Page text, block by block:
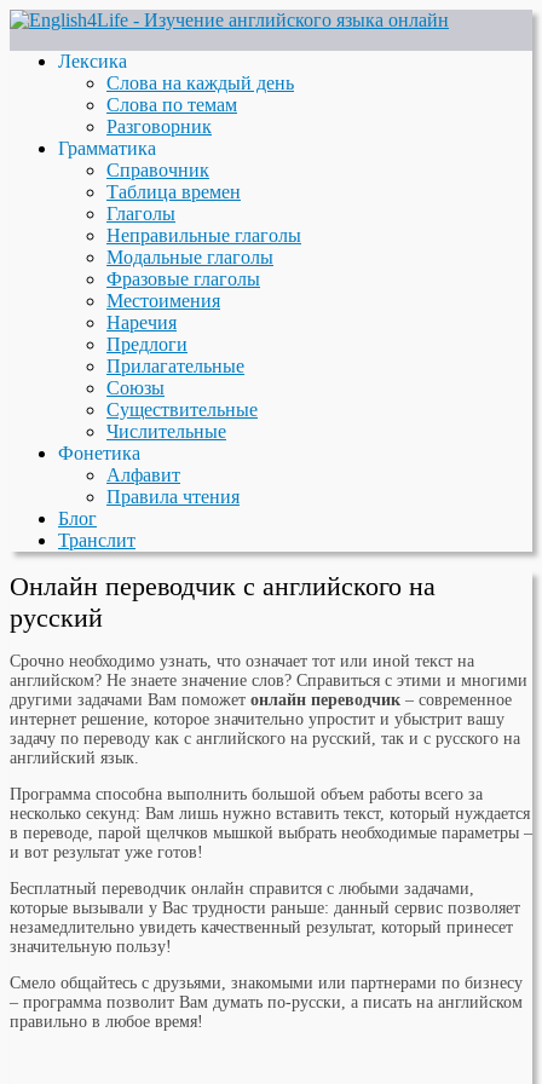
Лексика
Слова на каждый день
Слова по темам
Разговорник
Грамматика
Справочник
Таблица времен
Глаголы
Неправильные глаголы
Модальные глаголы
Фразовые глаголы
Местоимения
Наречия
Предлоги
Прилагательные
Союзы
Существительные
Числительные
Фонетика
Алфавит
Правила чтения
Блог
Транслит
Онлайн переводчик с английского на
русский
Срочно необходимо узнать, что означает тот или иной текст на
английском? Не знаете значение слов? Справиться с этими и многими
другими задачами Вам поможет онлайн переводчик – современное
интернет решение, которое значительно упростит и убыстрит вашу
задачу по переводу как с английского на русский, так и с русского на
английский язык.
Программа способна выполнить большой объем работы всего за
несколько секунд: Вам лишь нужно вставить текст, который нуждается
в переводе, парой щелчков мышкой выбрать необходимые параметры –
и вот результат уже готов!
Бесплатный переводчик онлайн справится с любыми задачами,
которые вызывали у Вас трудности раньше: данный сервис позволяет
незамедлительно увидеть качественный результат, который принесет
значительную пользу!
Смело общайтесь с друзьями, знакомыми или партнерами по бизнесу
– программа позволит Вам думать по-русски, а писать на английском
правильно в любое время!